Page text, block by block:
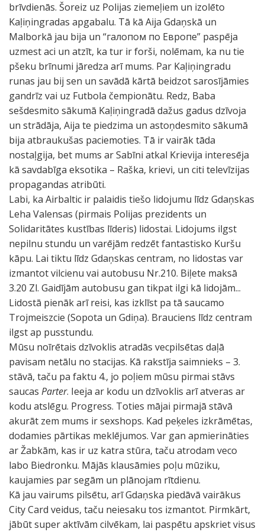
brīvdienās. Šoreiz uz Polijas ziemeļiem un izolēto
Kaļiņingradas apgabalu. Tā kā Aija Gdaņskā un
Malborkā jau bija un “галопом по Европе” paspēja
uzmest aci un atzīt, ka tur ir forši, nolēmam, ka nu tie
pšeku brīnumi jāredza arī mums. Par Kaļiņingradu
runas jau bij sen un savādā kārtā beidzot sarosījāmies
gandrīz vai uz Futbola čempionātu. Redz, Baba
sešdesmito sākumā Kaļiņingradā dažus gadus dzīvoja
un strādāja, Aija te piedzima un astoņdesmito sākumā
bija atbraukušas paciemoties. Tā ir vairāk tāda
nostaļgija, bet mums ar Sabīni atkal Krievija interesēja
kā savdabīga eksotika – Raška, krievi, un citi televīzijas
propagandas atribūti.
Labi, ka Airbaltic ir palaidis tiešo lidojumu līdz Gdaņskas
Leha Valensas (pirmais Polijas prezidents un
Solidaritātes kustības līderis) lidostai. Lidojums ilgst
nepilnu stundu un varējām redzēt fantastisko Kuršu
kāpu. Lai tiktu līdz Gdaņskas centram, no lidostas var
izmantot vilcienu vai autobusu Nr.210. Biļete maksā
3.20 Zl. Gaidījām autobusu gan tikpat ilgi kā lidojām...
Lidostā pienāk arī reisi, kas izklīst pa tā saucamo
Trojmeiszcie (Sopota un Gdiņa). Brauciens līdz centram
ilgst ap pusstundu.
Mūsu noīrētais dzīvoklis atradās vecpilsētas daļā
pavisam netālu no stacijas. Kā rakstīja saimnieks – 3.
stāvā, taču pa faktu 4., jo poļiem mūsu pirmai stāvs
saucas Parter. Ieeja ar kodu un dzīvoklis arī atveras ar
kodu atslēgu. Progress. Toties mājai pirmajā stāvā
akurāt zem mums ir sexshops. Kad peķeles izkrāmētas,
dodamies pārtikas meklējumos. Var gan apmierināties
ar Žabkām, kas ir uz katra stūra, taču atrodam veco
labo Biedronku. Mājās klausāmies poļu mūziku,
kaujamies par segām un plānojam rītdienu.
Kā jau vairums pilsētu, arī Gdaņska piedāvā vairākus
City Card veidus, taču neiesaku tos izmantot. Pirmkārt,
jābūt super aktīvām cilvēkam, lai paspētu apskriet visus